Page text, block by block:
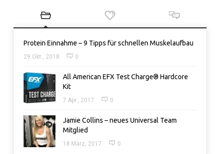
Protein Einnahme – 9 Tipps für schnellen Muskelaufbau
29 Okt., 2018 0
All American EFX Test Charge® Hardcore
Kit
7 Apr., 2017 0
Jamie Collins – neues Universal Team
Mitglied
18 März, 2017 0